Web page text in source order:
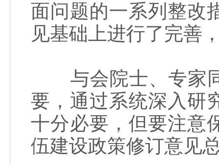
面问题的一系列整改
见基础上进行了完善
与会院士、专家同
要，通过系统深入研
十分必要，但要注意
伍建设政策修订意见